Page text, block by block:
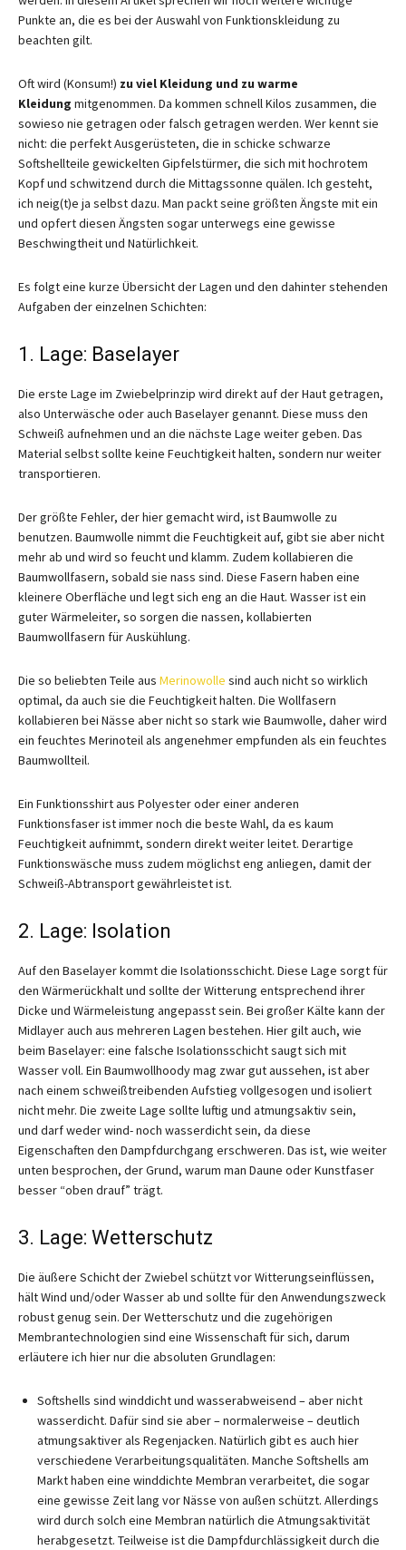
Punkte an, die es bei der Auswahl von Funktionskleidung zu
beachten gilt.
Oft wird (Konsum!) zu viel Kleidung und zu warme
Kleidung mitgenommen. Da kommen schnell Kilos zusammen, die
sowieso nie getragen oder falsch getragen werden. Wer kennt sie
nicht: die perfekt Ausgerüsteten, die in schicke schwarze
Softshellteile gewickelten Gipfelstürmer, die sich mit hochrotem
Kopf und schwitzend durch die Mittagssonne quälen. Ich gesteht,
ich neig(t)e ja selbst dazu. Man packt seine größten Ängste mit ein
und opfert diesen Ängsten sogar unterwegs eine gewisse
Beschwingtheit und Natürlichkeit.
Es folgt eine kurze Übersicht der Lagen und den dahinter stehenden
Aufgaben der einzelnen Schichten:
1. Lage: Baselayer
Die erste Lage im Zwiebelprinzip wird direkt auf der Haut getragen,
also Unterwäsche oder auch Baselayer genannt. Diese muss den
Schweiß aufnehmen und an die nächste Lage weiter geben. Das
Material selbst sollte keine Feuchtigkeit halten, sondern nur weiter
transportieren.
Der größte Fehler, der hier gemacht wird, ist Baumwolle zu
benutzen. Baumwolle nimmt die Feuchtigkeit auf, gibt sie aber nicht
mehr ab und wird so feucht und klamm. Zudem kollabieren die
Baumwollfasern, sobald sie nass sind. Diese Fasern haben eine
kleinere Oberfläche und legt sich eng an die Haut. Wasser ist ein
guter Wärmeleiter, so sorgen die nassen, kollabierten
Baumwollfasern für Auskühlung.
Die so beliebten Teile aus Merinowolle sind auch nicht so wirklich
optimal, da auch sie die Feuchtigkeit halten. Die Wollfasern
kollabieren bei Nässe aber nicht so stark wie Baumwolle, daher wird
ein feuchtes Merinoteil als angenehmer empfunden als ein feuchtes
Baumwollteil.
Ein Funktionsshirt aus Polyester oder einer anderen
Funktionsfaser ist immer noch die beste Wahl, da es kaum
Feuchtigkeit aufnimmt, sondern direkt weiter leitet. Derartige
Funktionswäsche muss zudem möglichst eng anliegen, damit der
Schweiß-Abtransport gewährleistet ist.
2. Lage: Isolation
Auf den Baselayer kommt die Isolationsschicht. Diese Lage sorgt für
den Wärmerückhalt und sollte der Witterung entsprechend ihrer
Dicke und Wärmeleistung angepasst sein. Bei großer Kälte kann der
Midlayer auch aus mehreren Lagen bestehen. Hier gilt auch, wie
beim Baselayer: eine falsche Isolationsschicht saugt sich mit
Wasser voll. Ein Baumwollhoody mag zwar gut aussehen, ist aber
nach einem schweißtreibenden Aufstieg vollgesogen und isoliert
nicht mehr. Die zweite Lage sollte luftig und atmungsaktiv sein,
und darf weder wind- noch wasserdicht sein, da diese
Eigenschaften den Dampfdurchgang erschweren. Das ist, wie weiter
unten besprochen, der Grund, warum man Daune oder Kunstfaser
besser “oben drauf” trägt.
3. Lage: Wetterschutz
Die äußere Schicht der Zwiebel schützt vor Witterungseinflüssen,
hält Wind und/oder Wasser ab und sollte für den Anwendungszweck
robust genug sein. Der Wetterschutz und die zugehörigen
Membrantechnologien sind eine Wissenschaft für sich, darum
erläutere ich hier nur die absoluten Grundlagen:
Softshells sind winddicht und wasserabweisend – aber nicht
wasserdicht. Dafür sind sie aber – normalerweise – deutlich
atmungsaktiver als Regenjacken. Natürlich gibt es auch hier
verschiedene Verarbeitungsqualitäten. Manche Softshells am
Markt haben eine winddichte Membran verarbeitet, die sogar
eine gewisse Zeit lang vor Nässe von außen schützt. Allerdings
wird durch solch eine Membran natürlich die Atmungsaktivität
herabgesetzt. Teilweise ist die Dampfdurchlässigkeit durch die